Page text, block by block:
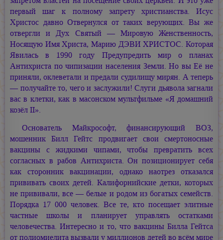
первый шаг к полному запрету христианства. Исус
Христос давно Отвернулся от таких верующих. Вы же
отвергли иДух Святый —Мировую Женственность,
Носящую Имя Христа, Марию ДЭВИ ХРИСТОС. Которая
Явилась в 1990 году Предупредить мир о планах
Антихриста по чипизации населения Земли. Но вы Её не
приняли, оклеветали и предали судилищу мирян. А теперь
— получайте то, чего и заслужили! Слуги дьявола загнали
вас в клетки, как в масонском мультфильме «Я домашний
козёл II».
Основатель Майкрософт, финансирующий ВОЗ,
мошенник Билл Гейтс продвигает свои смертоносные
вакцины с жидкими чипами, чтобы превратить всех
согласных в рабов Антихриста. Он позиционирует себя
как сторонник вакцинации, однако наотрез отказался
прививать своих детей. Калифорнийские детки, которых
не прививали, все — белые и родом из богатых семейств.
Порядка 17 000 человек. Все те, кто посещает элитные
частные школы и планирует управлять остатками
человечества. Интересно и то, что вакцины Билла Гейтса
от полиомиелита вызвали у миллионов детей во всём мире